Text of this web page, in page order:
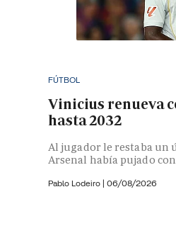
FÚTBOL
Vinicius renueva
hasta 2032
Al jugador le restaba un
Arsenal había pujado
Pablo Lodeiro | 06/08/2026